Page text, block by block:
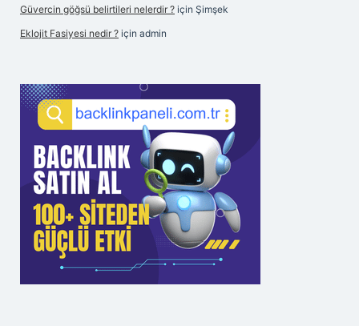
Güvercin göğsü belirtileri nelerdir ? için Şimşek
Eklojit Fasiyesi nedir ? için admin